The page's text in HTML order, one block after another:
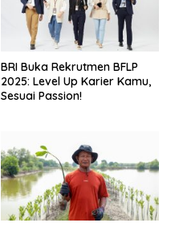
BRI Buka Rekrutmen BFLP
2025: Level Up Karier Kamu,
Sesuai Passion!